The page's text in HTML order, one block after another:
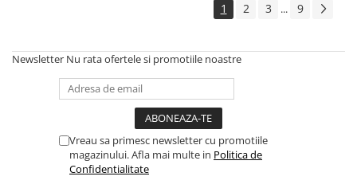
1 2 3 ... 9
Newsletter Nu rata ofertele si promotiile noastre
Vreau sa primesc newsletter cu promotiile
magazinului. Afla mai multe in Politica de
Confidentialitate